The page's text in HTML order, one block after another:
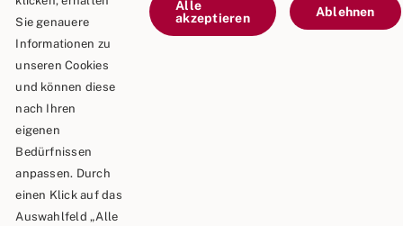
Kontaktieren Sie uns
Impressum
Datenschutz
Sie genauere
Informationen zu
unseren Cookies
und können diese
nach Ihren
eigenen
Bedürfnissen
anpassen. Durch
einen Klick auf das
Auswahlfeld „Alle
Alle
akzeptieren
Ablehnen